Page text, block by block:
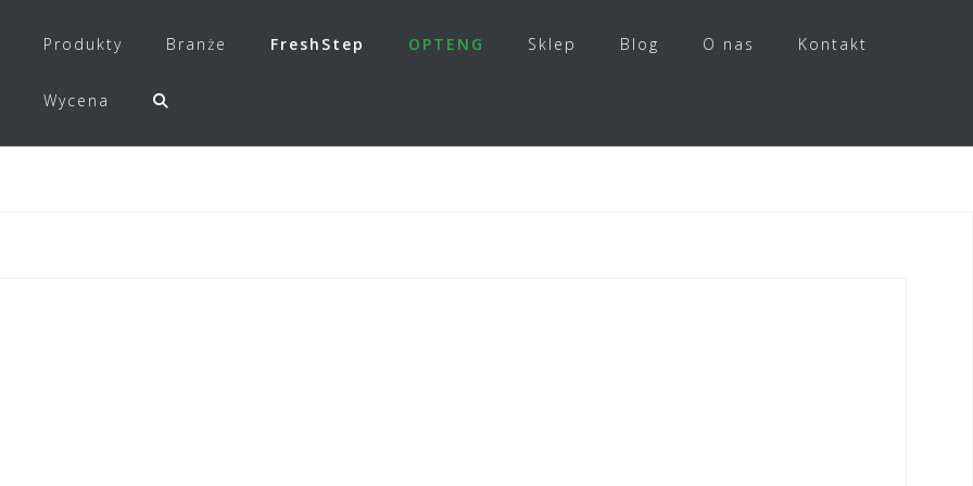
Produkty Branże FreshStep OPTENG Sklep Blog O nas Kontakt
Wycena